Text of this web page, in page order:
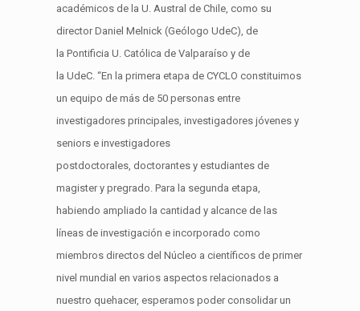
académicos de la U. Austral de Chile, como su
directorDaniel Melnick(Geólogo UdeC), de
la Pontificia U. Católica de Valparaíso y de
la UdeC. “En la primera etapa de CYCLO constituimos
un equipo de más de 50 personas entre
investigadores principales, investigadores jóvenes y
seniors e investigadores
postdoctorales, doctorantesy estudiantes de
magister y pregrado. Para la segunda etapa,
habiendo ampliado la cantidad y alcance de las
líneas de investigación e incorporado como
miembros directos del Núcleo a científicos de primer
nivel mundial en varios aspectos relacionados a
nuestro quehacer, esperamos poder consolidar un